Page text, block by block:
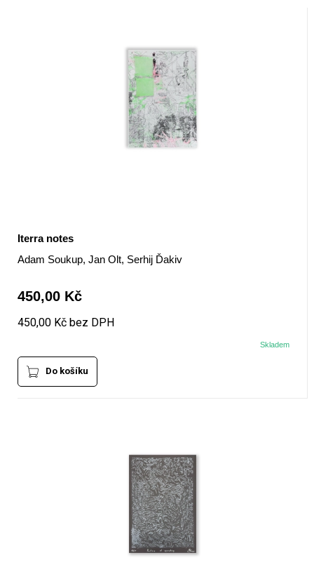
Iterra notes
Adam Soukup, Jan Olt, Serhij Ďakiv
450,00 Kč
450,00 Kč bez DPH
Skladem
Do košíku